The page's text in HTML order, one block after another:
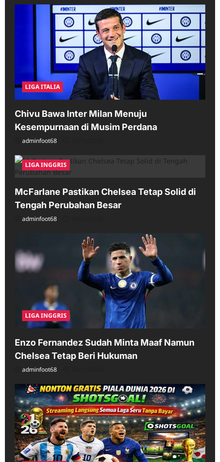
LIGA ITALIA
Chivu Bawa Inter Milan Menuju
Kesempurnaan di Musim Perdana
adminfoot68
LIGA INGGRIS
McFarlane Pastikan Chelsea Tetap Solid di
Tengah Perubahan Besar
adminfoot68
LIGA INGGRIS
Enzo Fernandez Sudah Minta Maaf Namun
Chelsea Tetap Beri Hukuman
adminfoot68